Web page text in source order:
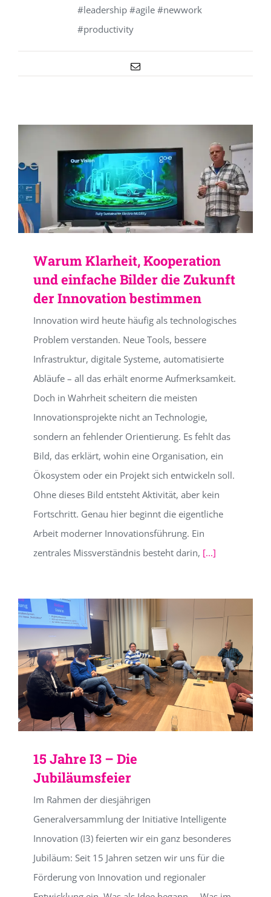
#leadership #agile #newwork
#productivity
E-
Mail
Warum Klarheit, Kooperation
und einfache Bilder die Zukunft
der Innovation bestimmen
Innovation wird heute häufig als technologisches
Problem verstanden. Neue Tools, bessere
Infrastruktur, digitale Systeme, automatisierte
Abläufe – all das erhält enorme Aufmerksamkeit.
Doch in Wahrheit scheitern die meisten
Innovationsprojekte nicht an Technologie,
sondern an fehlender Orientierung. Es fehlt das
Bild, das erklärt, wohin eine Organisation, ein
Ökosystem oder ein Projekt sich entwickeln soll.
Ohne dieses Bild entsteht Aktivität, aber kein
Fortschritt. Genau hier beginnt die eigentliche
Arbeit moderner Innovationsführung. Ein
zentrales Missverständnis besteht darin, [...]
15 Jahre I3 – Die
Jubiläumsfeier
Im Rahmen der diesjährigen
Generalversammlung der Initiative Intelligente
Innovation (I3) feierten wir ein ganz besonderes
Jubiläum: Seit 15 Jahren setzen wir uns für die
Förderung von Innovation und regionaler